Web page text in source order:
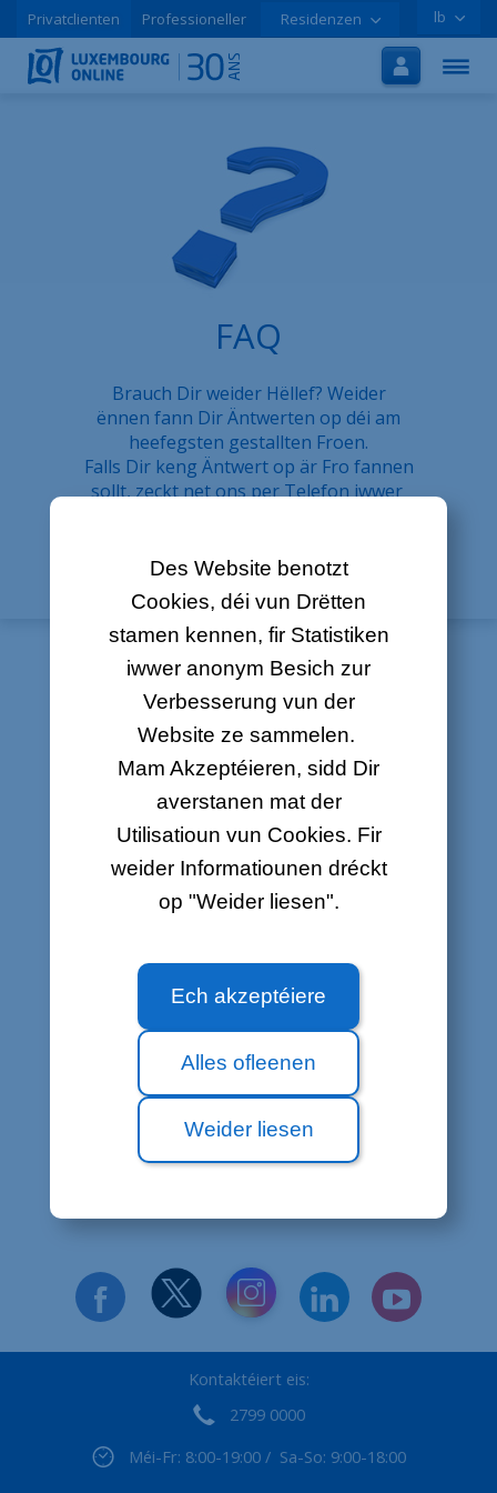
Startsäit
Handy
Tutorials
Online-Aschreiwung
Hëllef
LOLCLOUD
Broschür
Kontakt
Job Offeren
Sitemap
Gesetzlech
Des Website benotzt
Cookies, déi vun Drëtten
stamen kennen, fir Statistiken
iwwer anonym Besich zur
Verbesserung vun der
Website ze sammelen.
Mam Akzeptéieren, sidd Dir
averstanen mat der
Utilisatioun vun Cookies. Fir
weider Informatiounen dréckt
op "Weider liesen".
Ech akzeptéiere
Alles ofleenen
Weider liesen
Privatclienten Professioneller Residenzen lb
FAQ
Brauch Dir weider Hëllef? Weider
ënnen fann Dir Äntwerten op déi am
heefegsten gestallten Froen.
Falls Dir keng Äntwert op är Fro fannen
sollt, zeckt net ons per Telefon iwwer
Wéieng Internet Geschwindegkeet ass
Luxembourg Online verflicht Iech ze
liwweren?
Wat bedeit "Upstream, "Downstream" an
Kann ech den Modem vun engem aneren
Operateur benotzen?
Wat ass ënner "fair use" ze verstoen?
Wat geschitt wann ech plënnere?
Kontaktéiert eis:
2799 0000
Méi-Fr: 8:00-19:00 / Sa-So: 9:00-18:00